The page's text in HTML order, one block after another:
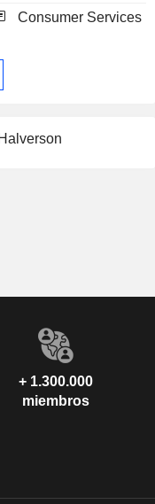
Consumer Services
+ 1.300.000
miembros